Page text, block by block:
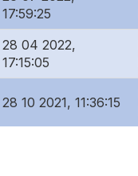
17:59:25
28 04 2022,
17:15:05
28 10 2021, 11:36:15